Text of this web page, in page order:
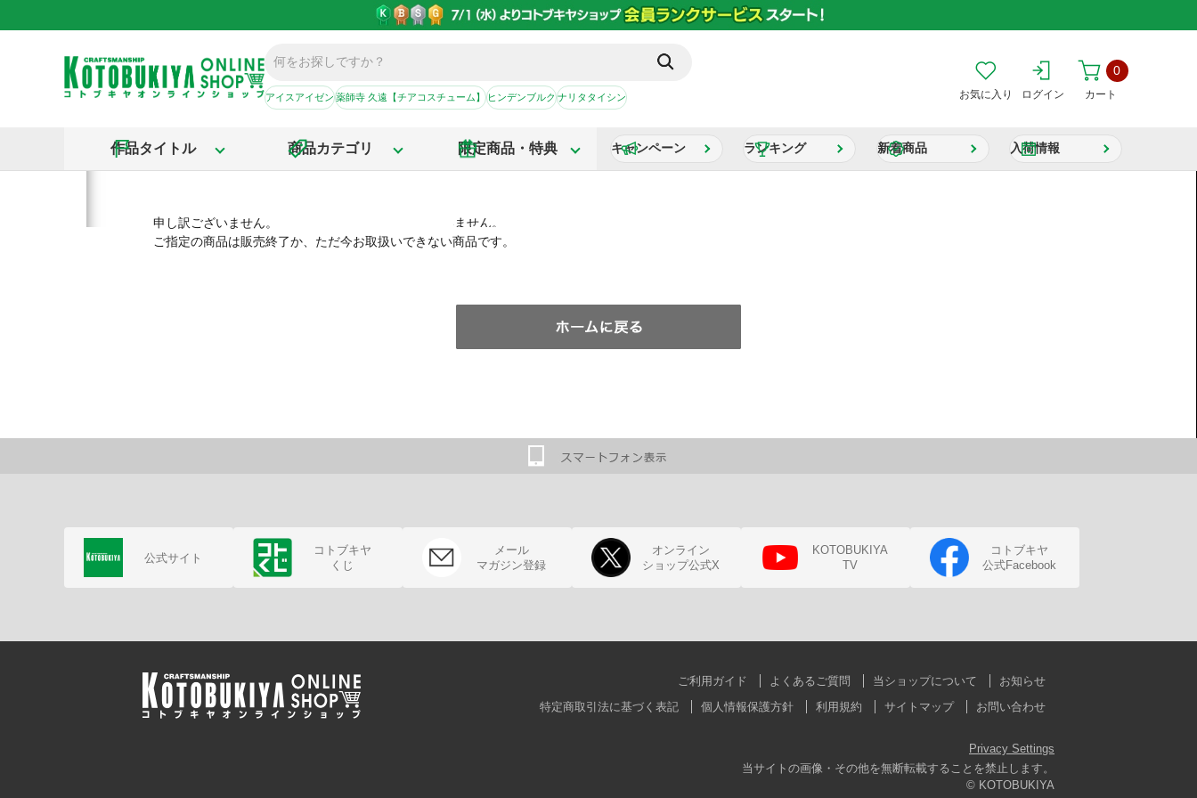
アイスアイゼン薬師寺 久遠【チアコスチューム】ヒンデンブルクナリタタイシン お気に入り ログイン カート
0
作品タイトル 商品カテゴリ 限定商品・特典 キャンペーン ランキング 新着商品 入荷情報
申し訳ございません。
ご指定の商品は販売終了か、ただ今お取扱いできない商品です。
公式サイト
コトブキヤ
くじ
メール
マガジン登録
オンライン
ショップ公式X
KOTOBUKIYA
TV
コトブキヤ
公式Facebook
ご利用ガイド よくあるご質問 当ショップについて
お知らせ
特定商取引法に基づく表記
個人情報保護方針 利用規約 サイトマップ お問い合わせ
Privacy Settings
当サイトの画像・その他を無断転載することを禁止します。
© KOTOBUKIYA